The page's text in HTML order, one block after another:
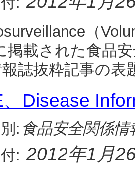
（
掲載された食品
誌抜粋記事の表
、Disease
: 食品安全関係情
: 2012年1月